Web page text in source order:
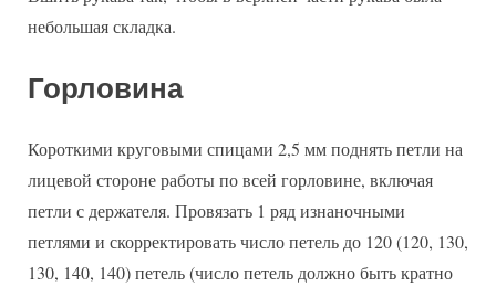
небольшая складка.
Горловина
Короткими круговыми спицами 2,5 мм поднять петли на
лицевой стороне работы по всей горловине, включая
петли с держателя. Провязать 1 ряд изнаночными
петлями и скорректировать число петель до 120 (120, 130,
130, 140, 140) петель (число петель должно быть кратно